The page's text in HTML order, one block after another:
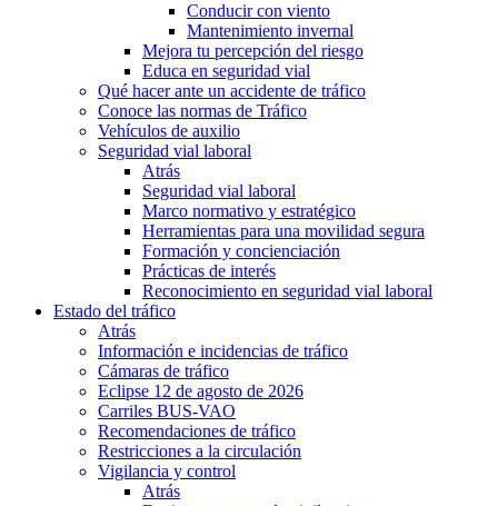
Conducir con viento
Mantenimiento invernal
Mejora tu percepción del riesgo
Educa en seguridad vial
Qué hacer ante un accidente de tráfico
Conoce las normas de Tráfico
Vehículos de auxilio
Seguridad vial laboral
Atrás
Seguridad vial laboral
Marco normativo y estratégico
Herramientas para una movilidad segura
Formación y concienciación
Prácticas de interés
Reconocimiento en seguridad vial laboral
Estado del tráfico
Atrás
Información e incidencias de tráfico
Cámaras de tráfico
Eclipse 12 de agosto de 2026
Carriles BUS-VAO
Recomendaciones de tráfico
Restricciones a la circulación
Vigilancia y control
Atrás